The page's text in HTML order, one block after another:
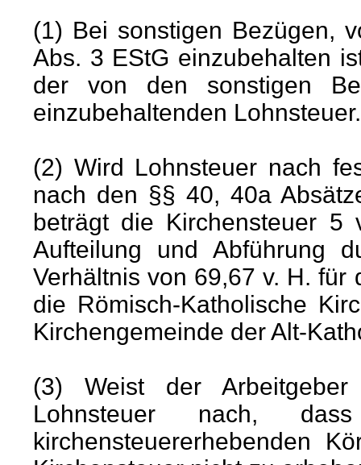
(1) Bei sonstigen Bezügen,
Abs. 3 EStG einzubehalten
der von den sonstigen
einzubehaltenden Lohnsteuer.
(2) Wird Lohnsteuer nach
nach den §§ 40, 40a
beträgt die Kirchensteuer 5
Aufteilung und Abführung
Verhältnis von 69,67 v. H. für
die Römisch-Katholische
Kirchengemeinde der Alt-
(3) Weist der
Lohnsteuer nach,
kirchensteuererhebenden